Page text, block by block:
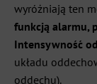
wyróżniają ten
funkcją alarmu,
Intensywność
układu
oddechu).